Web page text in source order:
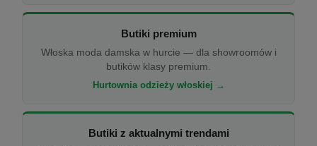
Butiki premium
Włoska moda damska w hurcie — dla showroomów i
butików klasy premium.
Hurtownia odzieży włoskiej →
Butiki z aktualnymi trendami